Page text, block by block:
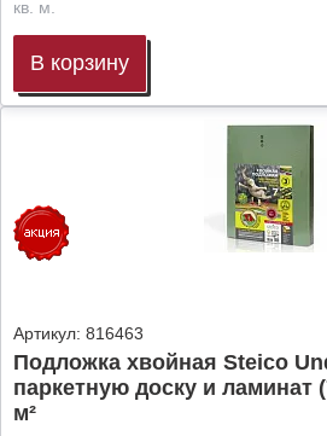
кв. м.
В корзину
Артикул: 816463
Подложка хвойная Steico
паркетную доску и ламинат
м²